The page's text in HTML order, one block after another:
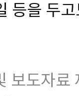
등을 두
보도자